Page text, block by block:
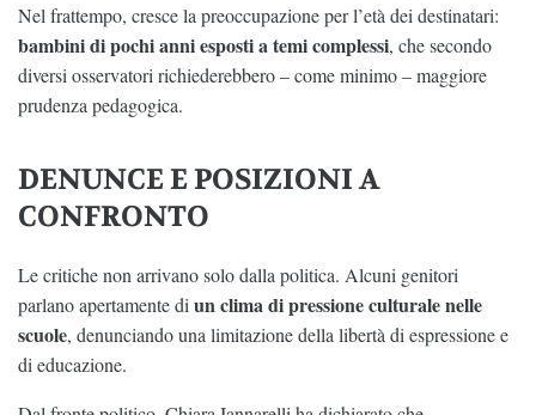
Nel frattempo, cresce la preoccupazione per l’età dei destinatari:
bambini di pochi anni esposti a temi complessi, che secondo
diversi osservatori richiederebbero – come minimo – maggiore
prudenza pedagogica.
DENUNCE E POSIZIONI A
CONFRONTO
Le critiche non arrivano solo dalla politica. Alcuni genitori
parlano apertamente diun clima di pressione culturale nelle
scuole, denunciando una limitazione della libertà di espressione e
di educazione.